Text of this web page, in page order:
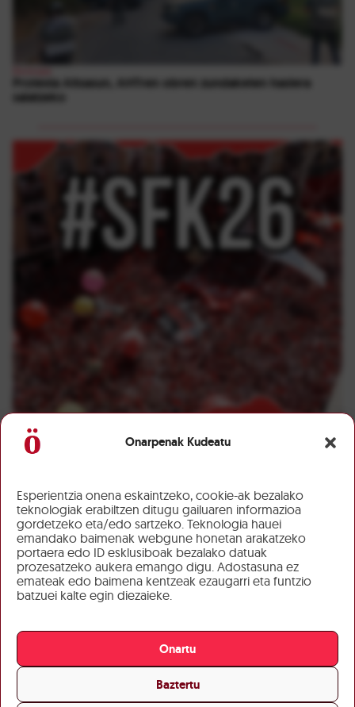
Onarpenak Kudeatu
Esperientzia onena eskaintzeko, cookie-ak bezalako
teknologiak erabiltzen ditugu gailuaren informazioa
gordetzeko eta/edo sartzeko. Teknologia hauei
emandako baimenak webgune honetan arakatzeko
portaera edo ID esklusiboak bezalako datuak
prozesatzeko aukera emango digu. Adostasuna ez
emateak edo baimena kentzeak ezaugarri eta funtzio
batzuei kalte egin diezaieke.
Onartu
Baztertu
Protesta Altsasun, AHTren obren zundaketen hasiera
salatzeko